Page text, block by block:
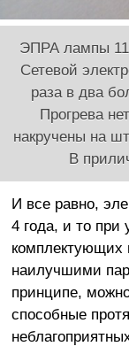
ЭПРА лампы
Сетевой
раза в два
Прогрева
накручены на
В
И все равно,
4 года, и то при
комплектующих
наилучшими
принципе,
способные